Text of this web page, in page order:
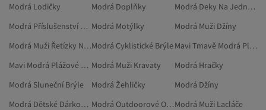
Modrá Lodičky
Modrá Doplňky
Modrá Deky Na Jednolůžko
Modrá Příslušenství K Brýlím Modrá Motýlky
Modrá Muži Džíny
Modrá Muži Řetízky Na NohuModrá Cyklistické Brýle
Mavi Tmavě Modrá Plážové Oblečení
Mavi Modrá Plážové Oblečení Modrá Muži Kravaty
Modrá Hračky
Modrá Sluneční Brýle
Modrá Žehličky
Modrá Džíny
Modrá Dětské Dárkové Sady
Modrá Outdoorové OblečeníModrá Muži Lacláče